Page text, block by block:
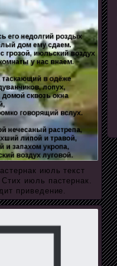
июль текст
июль пастернак.
приведение.